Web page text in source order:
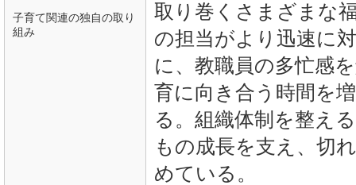
子育て関連の独自の取り
組み
取り巻くさまざまな
の担当がより迅速に
に、教職員の多忙感
育に向き合う時間を
る。組織体制を整え
もの成長を支え、切
めている。